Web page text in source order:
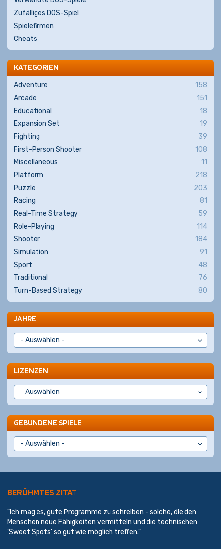
Zufälliges DOS-Spiel
Spielefirmen
Cheats
KATEGORIEN
Adventure
158
Arcade
151
Educational
18
Expansion Set
19
Fighting
39
First-Person Shooter
108
Miscellaneous
11
Platform
218
Puzzle
203
Racing
81
Real-Time Strategy
59
Role-Playing
114
Shooter
184
Simulation
91
Sport
48
Traditional
76
Turn-Based Strategy
80
JAHRE
LIZENZEN
GEBUNDENE SPIELE
BERÜHMTES ZITAT
"Ich mag es, gute Programme zu schreiben - solche, die den
Menschen neue Fähigkeiten vermitteln und die technischen
'Sweet Spots' so gut wie möglich treffen."